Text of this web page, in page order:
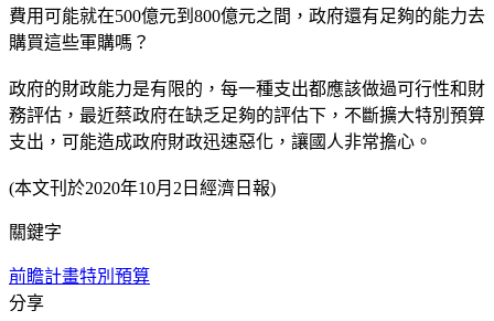
費用可能就在500億元到800億元之間，政府還有足夠的能力去
購買這些軍購嗎？
政府的財政能力是有限的，每一種支出都應該做過可行性和財
務評估，最近蔡政府在缺乏足夠的評估下，不斷擴大特別預算
支出，可能造成政府財政迅速惡化，讓國人非常擔心。
(本文刊於2020年10月2日經濟日報)
關鍵字
前瞻計畫特別預算
分享